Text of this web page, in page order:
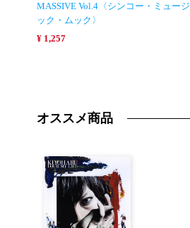
MASSIVE Vol.4〈シンコー・ミュージ
ック・ムック〉
¥ 1,257
オススメ商品